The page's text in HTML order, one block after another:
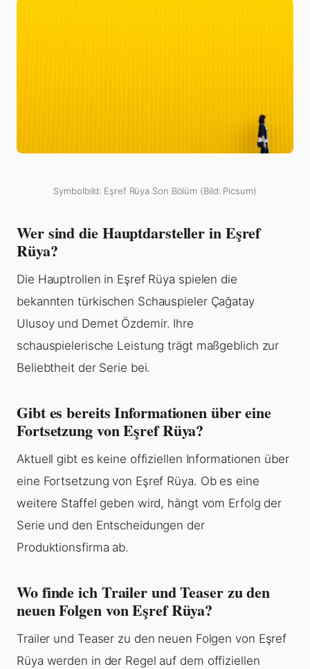
Symbolbild: Eşref Rüya Son Bölüm (Bild: Picsum)
Wer sind die Hauptdarsteller in Eşref
Rüya?
Die Hauptrollen in Eşref Rüya spielen die
bekannten türkischen Schauspieler Çağatay
Ulusoy und Demet Özdemir. Ihre
schauspielerische Leistung trägt maßgeblich zur
Beliebtheit der Serie bei.
Gibt es bereits Informationen über eine
Fortsetzung von Eşref Rüya?
Aktuell gibt es keine offiziellen Informationen über
eine Fortsetzung von Eşref Rüya. Ob es eine
weitere Staffel geben wird, hängt vom Erfolg der
Serie und den Entscheidungen der
Produktionsfirma ab.
Wo finde ich Trailer und Teaser zu den
neuen Folgen von Eşref Rüya?
Trailer und Teaser zu den neuen Folgen von Eşref
Rüya werden in der Regel auf dem offiziellen